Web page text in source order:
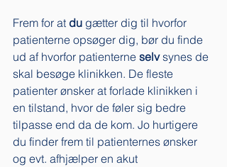
Frem for at du gætter dig til hvorfor
patienterne opsøger dig, bør du finde
ud af hvorfor patienterne selv synes de
skal besøge klinikken. De fleste
patienter ønsker at forlade klinikken i
en tilstand, hvor de føler sig bedre
tilpasse end da de kom. Jo hurtigere
du finder frem til patienternes ønsker
og evt. afhjælper en akut